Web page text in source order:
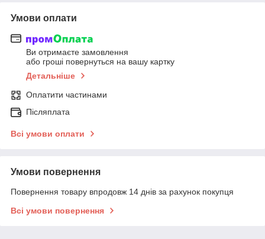
Умови оплати
Ви отримаєте замовлення
або гроші повернуться на вашу картку
Детальніше
Оплатити частинами
Післяплата
Всі умови оплати
Умови повернення
Повернення товару впродовж 14 днів за рахунок покупця
Всі умови повернення